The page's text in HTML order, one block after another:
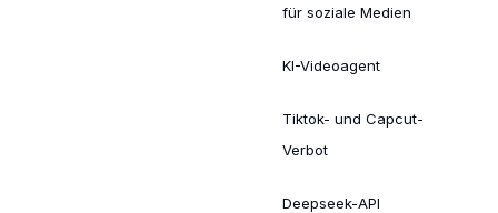
für soziale Medien
KI-Videoagent
Tiktok- und Capcut-
Verbot
Deepseek-API